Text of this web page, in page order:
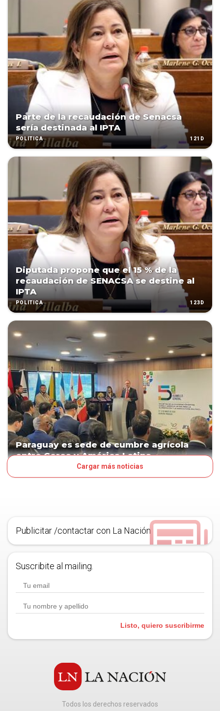
Parte de la recaudación de Senacsa
sería destinada al IPTA
POLÍTICA 121D
Diputada propone que el 15 % de la
recaudación de SENACSA se destine al
IPTA
POLÍTICA 123D
Paraguay es sede de cumbre agrícola
entre Corea y América Latina
Cargar más noticias
Publicitar /contactar con La Nación
Suscribite al mailing.
Listo, quiero suscribirme
Todos los derechos reservados